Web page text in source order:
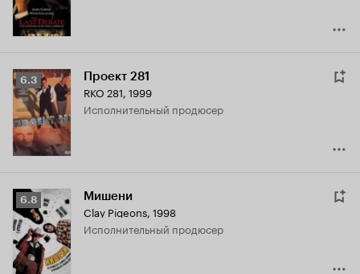
Рейтинг
Кинопоиска
6.3
6.3 Проект 281
RKO 281, 1999
исполнительный продюсер
Рейтинг
Кинопоиска
6.8
6.8 Мишени
Clay Pigeons, 1998
исполнительный продюсер